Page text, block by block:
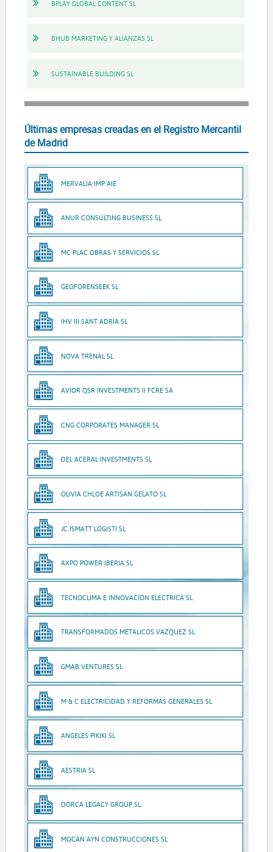
BPLAY GLOBAL CONTENT SL
BHUB MARKETING Y ALIANZAS SL
SUSTAINABLE BUILDING SL
Últimas empresas creadas en el Registro Mercantil
de Madrid
MERVALIA IMP AIE
ANUR CONSULTING BUSINESS SL
MC PLAC OBRAS Y SERVICIOS SL
GEOFORENSEEK SL
IHV III SANT ADRIA SL
NOVA TRENAL SL
AVIOR QSR INVESTMENTS II FCRE SA
CNG CORPORATES MANAGER SL
DEL ACERAL INVESTMENTS SL
OLIVIA CHLOE ARTISAN GELATO SL
JC ISMATT LOGISTI SL
AXPO POWER IBERIA SL
TECNOCLIMA E INNOVACION ELECTRICA SL
TRANSFORMADOS METALICOS VAZQUEZ SL
GMAB VENTURES SL
M & C ELECTRICIDAD Y REFORMAS GENERALES SL
ANGELES PIKIKI SL
AESTRIA SL
DORCA LEGACY GROUP SL
MOCAN AYN CONSTRUCCIONES SL